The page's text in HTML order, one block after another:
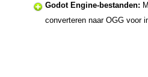
Godot Engine-bestanden:
converteren naar OGG voor